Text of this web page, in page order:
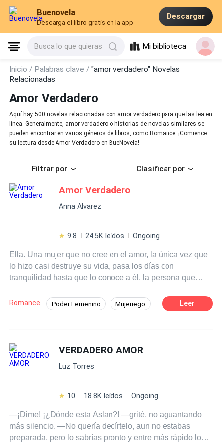
Buenovela
Descarga el libro gratis en la app
Descargar
Busca lo que quieras Mi biblioteca
Inicio / Palabras clave /"amor verdadero" Novelas
Relacionadas
Amor Verdadero
Aquí hay 500 novelas relacionadas con amor verdadero para que las lea en
línea. Generalmente, amor verdadero o historias de novelas similares se
pueden encontrar en varios géneros de libros, como Romance. ¡Comience
su lectura desde Amor Verdadero en BueNovela!
Filtrar por Clasificar por
Amor Verdadero
Anna Alvarez
9.8 24.5K leídos Ongoing
Ella. Una mujer que no cree en el amor, la única vez que
lo hizo casi destruye su vida, pasa los días con
tranquilidad hasta que lo conoce a él, la persona que
mirada tiene a la mujer que desee, sabe que tiene un
poder sobre el opuesto, un CEO multimillonario al que le
pensando que caerá al igual que todas, con lo que él no
contaba era que ella parecía inmune a sus encantos o
bueno así parecía ser. ¿Podrán superar todo el pasado,
Amor Verdadero?
Romance Poder Femenino Mujeriego
Desafío a las Expectativas
Leer
VERDADERO AMOR
Luz Torres
10 18.8K leídos Ongoing
—¡Dime! ¡¿Dónde esta Aslan?! —grité, no aguantando
más silencio. —No quería decírtelo, aun no estabas
preparada, pero lo sabrías pronto y entre más rápido lo